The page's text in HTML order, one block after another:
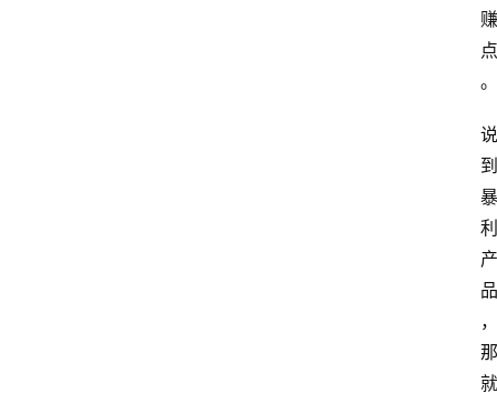
赚
点
。
说
到
暴
利
产
品
，
那
就